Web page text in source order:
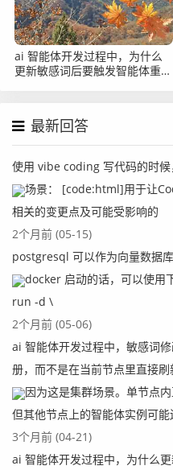
ai 智能体开发过程中，为什么
更新敏感词后要触发智能体重注
最新回答
使用 vibe coding 写代码的时候
场景： [code:html]用于让
相关的变更点及可能受影响的
2个月前 (05-15)
postgresql 可以作为向量数据
docker 启动的话，可以使
run -d \
2个月前 (05-06)
ai 智能体开发过程中，敏感词
册，而不是在当前节点里直接刷
因为这是集群场景。单节点
但其他节点上的智能体实例可
3个月前 (04-21)
ai 智能体开发过程中，为什么